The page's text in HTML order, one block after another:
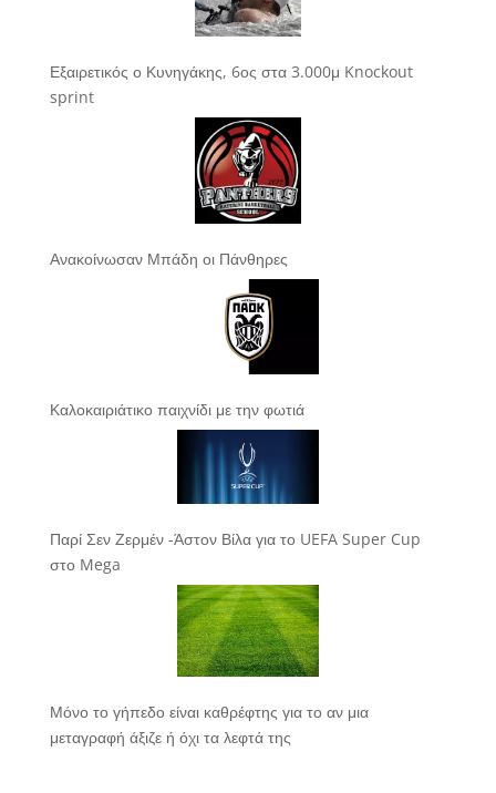
Εξαιρετικός ο Κυνηγάκης, 6ος στα 3.000μ Knockout
sprint
Ανακοίνωσαν Μπάδη οι Πάνθηρες
Καλοκαιριάτικο παιχνίδι με την φωτιά
Παρί Σεν Ζερμέν -Άστον Βίλα για το UEFA Super Cup
στο Mega
Μόνο το γήπεδο είναι καθρέφτης για το αν μια
μεταγραφή άξιζε ή όχι τα λεφτά της